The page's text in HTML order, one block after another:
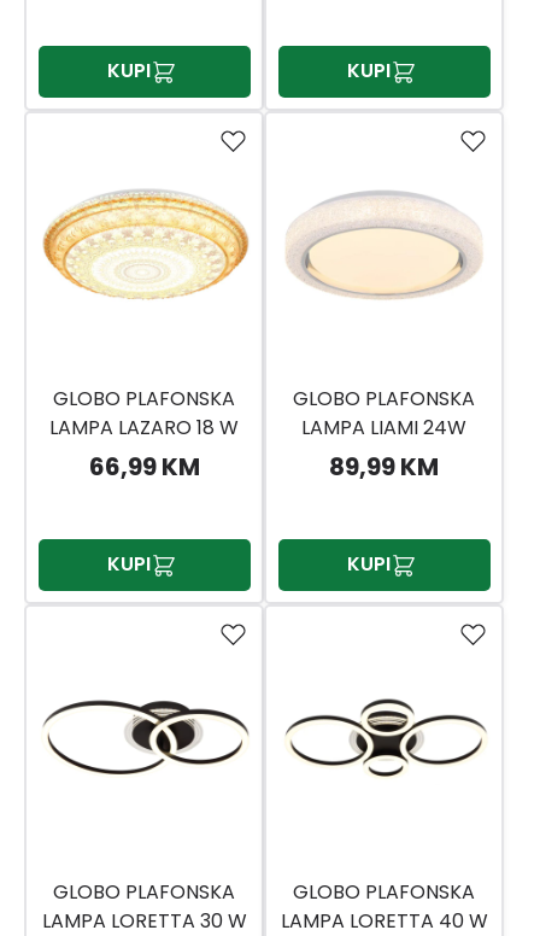
KUPI KUPI
GLOBO PLAFONSKA
LAMPA LAZARO 18 W
66,99 KM
KUPI
GLOBO PLAFONSKA
LAMPA LIAMI 24W
3CCT
89,99 KM
KUPI
GLOBO PLAFONSKA
LAMPA LORETTA 30 W
GLOBO PLAFONSKA
LAMPA LORETTA 40 W